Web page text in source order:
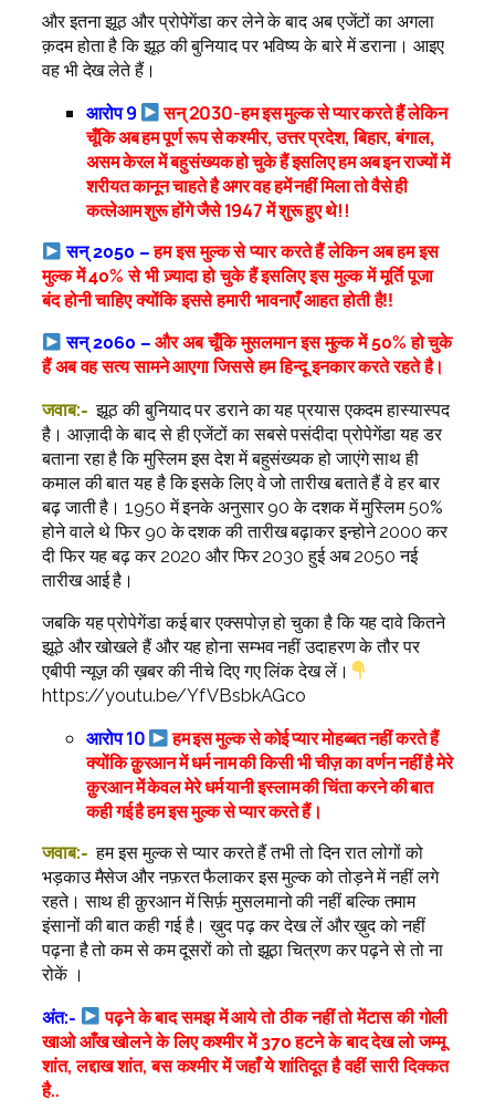
और इतना झूठ और प्रोपेगेंडा कर लेने के बाद अब एजेंटों का अगला
क़दम होता है कि झूठ की बुनियाद पर भविष्य के बारे में डराना। आइए
वह भी देख लेते हैं।
आरोप 9
सन् 2030-हम इस मुल्क से प्यार करते हैं लेकिन
चूँकि अब हम पूर्ण रूप से कश्मीर, उत्तर प्रदेश, बिहार, बंगाल,
असम केरल में बहुसंख्यक हो चुके हैं इसलिए हम अब इन राज्यों में
शरीयत कानून चाहते है अगर वह हमें नहीं मिला तो वैसे ही
कत्लेआम शुरू होंगे जैसे 1947 में शुरू हुए थे!!
सन् 2050 –हम इस मुल्क से प्यार करते हैं लेकिन अब हम इस
मुल्क में 40% से भी ज़्यादा हो चुके हैं इसलिए इस मुल्क में मूर्ति पूजा
बंद होनी चाहिए क्योंकि इससे हमारी भावनाएँ आहत होती है!!
सन् 2060 – और अब चूँकि मुसलमान इस मुल्क में 50% हो चुके
हैं अब वह सत्य सामने आएगा जिससे हम हिन्दू इनकार करते रहते है।
जवाब:- झूठ की बुनियाद पर डराने का यह प्रयास एकदम हास्यास्पद
है। आज़ादी के बाद से ही एजेंटों का सबसे पसंदीदा प्रोपेगेंडा यह डर
बताना रहा है कि मुस्लिम इस देश में बहुसंख्यक हो जाएंगे साथ ही
कमाल की बात यह है कि इसके लिए वे जो तारीख बताते हैं वे हर बार
बढ़ जाती है। 1950 में इनके अनुसार 90 के दशक में मुस्लिम 50%
होने वाले थे फिर 90 के दशक की तारीख बढ़ाकर इन्होने 2000 कर
दी फिर यह बढ़ कर 2020 और फिर 2030 हुई अब 2050 नई
तारीख आई है।
जबकि यह प्रोपेगेंडा कई बार एक्सपोज़ हो चुका है कि यह दावे कितने
झूठे और खोखले हैं और यह होना सम्भव नहीं उदाहरण के तौर पर
एबीपी न्यूज़ की ख़बर की नीचे दिए गए लिंक देख लें।
https://youtu.be/YfVBsbkAGco
आरोप 10
हम इस मुल्क से कोई प्यार मोहब्बत नहीं करते हैं
क्योंकि क़ुरआन में धर्म नाम की किसी भी चीज़ का वर्णन नहीं है मेरे
क़ुरआन में केवल मेरे धर्म यानी इस्लाम की चिंता करने की बात
कही गई है हम इस मुल्क से प्यार करते हैं।
जवाब:- हम इस मुल्क से प्यार करते हैं तभी तो दिन रात लोगों को
भड़काउ मैसेज और नफ़रत फैलाकर इस मुल्क को तोड़ने में नहीं लगे
रहते। साथ ही क़ुरआन में सिर्फ़ मुसलमानो की नहीं बल्कि तमाम
इंसानों की बात कही गई है। ख़ुद पढ़ कर देख लें और ख़ुद को नहीं
पढ़ना है तो कम से कम दूसरों को तो झूठा चित्रण कर पढ़ने से तो ना
रोकें ।
अंत:-
पढ़ने के बाद समझ में आये तो ठीक नहीं तो मेंटास की गोली
खाओ आँख खोलने के लिए कश्मीर में 370 हटने के बाद देख लो जम्मू
शांत, लद्दाख शांत, बस कश्मीर में जहाँ ये शांतिदूत है वहीं सारी दिक्कत
है..